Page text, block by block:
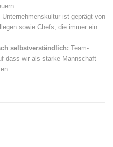
Unternehmenskultur ist geprägt von
sowie Chefs, die immer ein
selbstverständlich: Team-
dass wir als starke Mannschaft